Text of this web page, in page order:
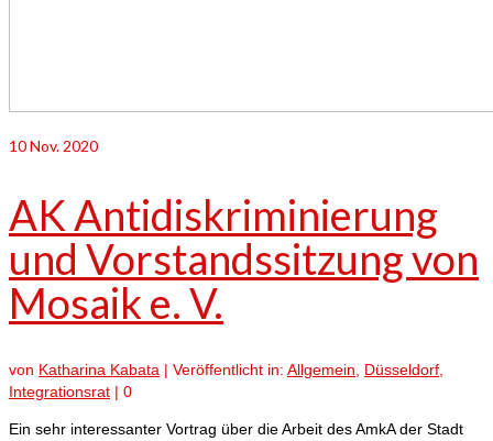
10Nov. 2020
AK Antidiskriminierung
und Vorstandssitzung von
Mosaik e. V.
von Katharina Kabata | Veröffentlicht in: Allgemein, Düsseldorf,
Integrationsrat | 0
Ein sehr interessanter Vortrag über die Arbeit des AmkA der Stadt